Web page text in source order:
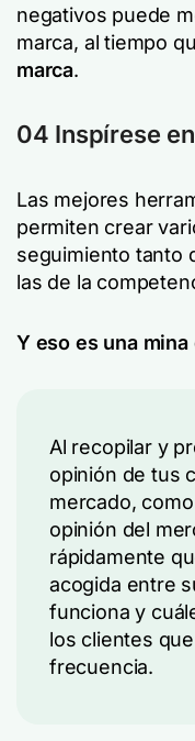
negativos puede
marca, al tiempo
marca.
04 Inspírese
Las mejores
permiten crear
seguimiento tanto
las de la
Y eso es una
Al recopilar y
opinión de tus
mercado,
opinión del
rápidamente
acogida entre
funciona y
los clientes
frecuencia.